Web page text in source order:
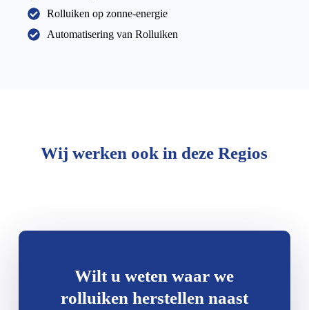
Rolluiken op zonne-energie
Automatisering van Rolluiken
Wij werken ook in deze Regios
Wilt u weten waar we
rolluiken herstellen naast